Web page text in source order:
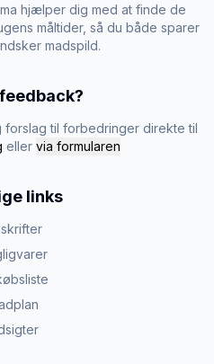
hjælper dig med at finde de
måltider, så du både sparer
madspild.
til forbedringer direkte til
eller via formularen
links